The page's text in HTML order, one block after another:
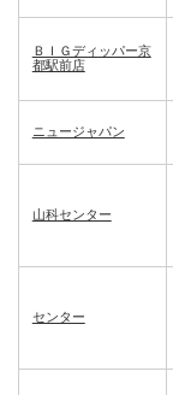
ＢＩＧディッパー京
都駅前店
ニュージャパン
山科センター
センター